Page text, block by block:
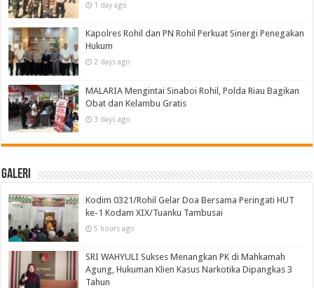
1 day ago
Kapolres Rohil dan PN Rohil Perkuat Sinergi Penegakan
Hukum
2 days ago
MALARIA Mengintai Sinaboi Rohil, Polda Riau Bagikan
Obat dan Kelambu Gratis
3 days ago
Galeri
Kodim 0321/Rohil Gelar Doa Bersama Peringati HUT
ke-1 Kodam XIX/Tuanku Tambusai
5 hours ago
SRI WAHYULI Sukses Menangkan PK di Mahkamah
Agung, Hukuman Klien Kasus Narkotika Dipangkas 3
Tahun